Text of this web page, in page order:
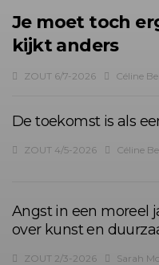
Je moet toch
kijkt anders
ZOUT 6/7-2026 Céline
De toekomst is als
ZOUT 4/5-2026 Céline
Angst in een moreel
over kunst en
ZOUT 2/3-2026 Sarah